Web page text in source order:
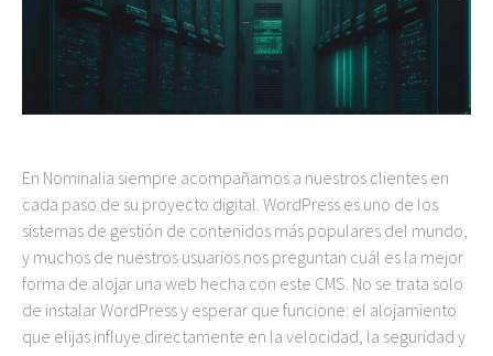
En Nominalia siempre acompañamos a nuestros clientes en
cada paso de su proyecto digital. WordPress es uno de los
sistemas de gestión de contenidos más populares del mundo,
y muchos de nuestros usuarios nos preguntan cuál es la mejor
forma de alojar una web hecha con este CMS. No se trata solo
de instalar WordPress y esperar que funcione: el alojamiento
que elijas influye directamente en la velocidad, la seguridad y